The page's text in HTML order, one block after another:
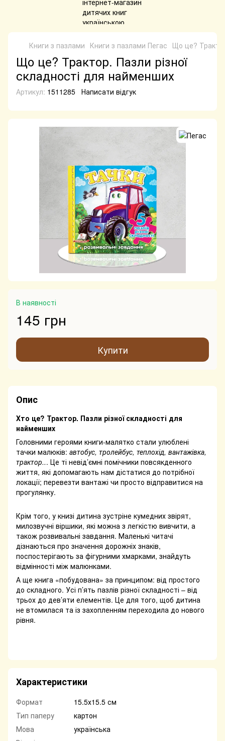
Книги з пазлами Книги з пазлами Пегас Що це?
Що це? Трактор. Пазли різної
складності для найменших
Артикул: 1511285 Написати відгук
В наявності
145 грн
Купити
Опис
Хто це? Трактор. Пазли різної складності для
найменших
Головними героями книги-малятко стали улюблені
тачки малюків: автобус, тролейбус, теплохід, вантажівка,
трактор... Це ті невід’ємні помічники повсякденного
життя, які допомагають нам дістатися до потрібної
локації; перевезти вантажі чи просто відправитися на
прогулянку.
Крім того, у книзі дитина зустріне кумедних звірят,
милозвучні віршики, які можна з легкістю вивчити, а
також розвивальні завдання. Маленькі читачі
дізнаються про значення дорожніх знаків,
поспостерігають за фігурними хмарками, знайдуть
відмінності між малюнками.
А ще книга «побудована» за принципом: від простого
до складного. Усі п’ять пазлів різної складності – від
трьох до дев’яти елементів. Це для того, щоб дитина
не втомилася та із захопленням переходила до нового
рівня.
Характеристики
Формат
15.5х15.5 см
Тип паперу
картон
Мова
українська